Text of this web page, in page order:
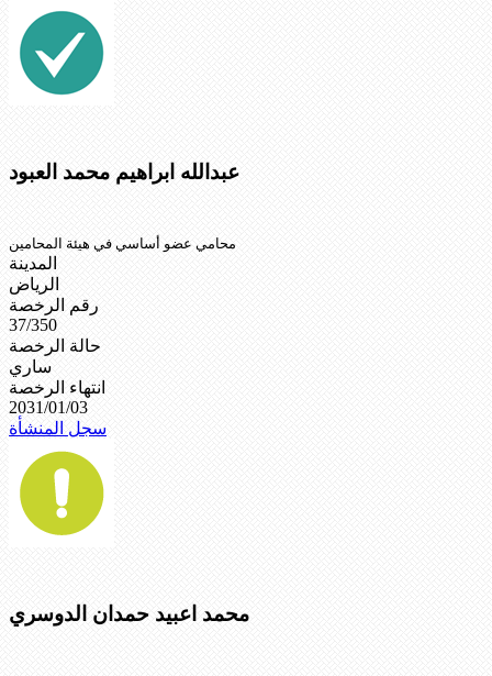
عبدالله ابراهيم محمد العبود
محامي عضو أساسي في هيئة المحامين
المدينة
الرياض
رقم الرخصة
37/350
حالة الرخصة
ساري
انتهاء الرخصة
2031/01/03
سجل المنشأة
محمد اعبيد حمدان الدوسري